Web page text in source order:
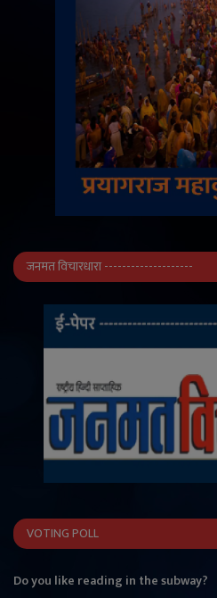
जनमत विचारधारा --------------------
VOTING POLL
Do you like reading in the subway?